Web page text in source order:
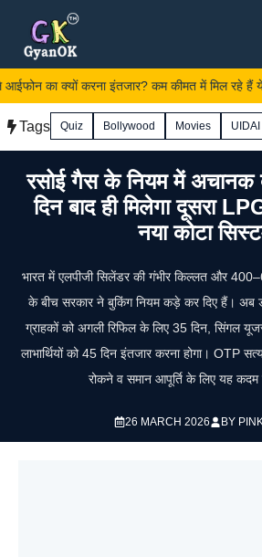
content
का क्यों करना इंतजार? कम कीमत में मिल रहे हैं ये 5
Tags Quiz Bollywood Movies UIDAI
रसोई गैस के नियम में अचानक
दिन बाद ही मिलेगा दूसरा
नया कोटा
भारत में एलपीजी सिलेंडर की गंभीर किल्लत और
के बीच सरकार ने बुकिंग नियम कड़े कर दिए हैं।
ग्राहकों को अगली रिफिल के लिए 35 दिन, सिंगल
लाभार्थियों को 45 दिन इंतजार करना होगा। OTP
रोकने व समान आपूर्ति के लिए यह कदम
26 MARCH 2026 BY